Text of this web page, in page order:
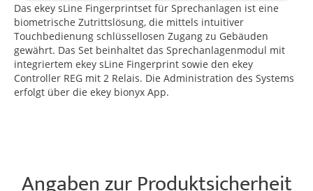
Das ekey sLine Fingerprintset für Sprechanlagen ist eine
biometrische Zutrittslösung, die mittels intuitiver
Touchbedienung schlüssellosen Zugang zu Gebäuden
gewährt. Das Set beinhaltet das Sprechanlagenmodul mit
integriertem ekey sLine Fingerprint sowie den ekey
Controller REG mit 2 Relais. Die Administration des Systems
erfolgt über die ekey bionyx App.
Angaben zur Produktsicherheit